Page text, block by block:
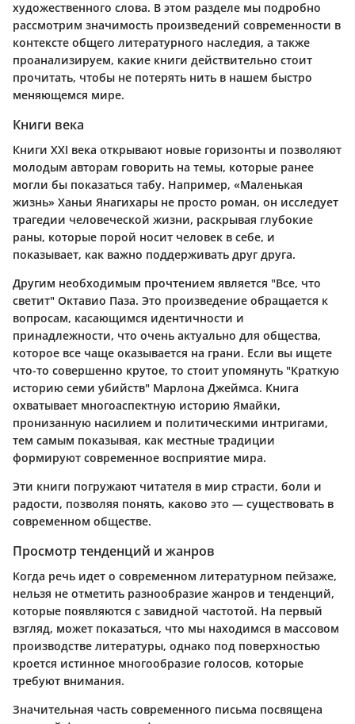
художественного слова. В этом разделе мы подробно
рассмотрим значимость произведений современности в
контексте общего литературного наследия, а также
проанализируем, какие книги действительно стоит
прочитать, чтобы не потерять нить в нашем быстро
меняющемся мире.
Книги века
Книги XXI века открывают новые горизонты и позволяют
молодым авторам говорить на темы, которые ранее
могли бы показаться табу. Например, «Маленькая
жизнь» Ханьи Янагихары не просто роман, он исследует
трагедии человеческой жизни, раскрывая глубокие
раны, которые порой носит человек в себе, и
показывает, как важно поддерживать друг друга.
Другим необходимым прочтением является "Все, что
светит" Октавио Паза. Это произведение обращается к
вопросам, касающимся идентичности и
принадлежности, что очень актуально для общества,
которое все чаще оказывается на грани. Если вы ищете
что-то совершенно крутое, то стоит упомянуть "Краткую
историю семи убийств" Марлона Джеймса. Книга
охватывает многоаспектную историю Ямайки,
пронизанную насилием и политическими интригами,
тем самым показывая, как местные традиции
формируют современное восприятие мира.
Эти книги погружают читателя в мир страсти, боли и
радости, позволяя понять, каково это — существовать в
современном обществе.
Просмотр тенденций и жанров
Когда речь идет о современном литературном пейзаже,
нельзя не отметить разнообразие жанров и тенденций,
которые появляются с завидной частотой. На первый
взгляд, может показаться, что мы находимся в массовом
производстве литературы, однако под поверхностью
кроется истинное многообразие голосов, которые
требуют внимания.
Значительная часть современного письма посвящена